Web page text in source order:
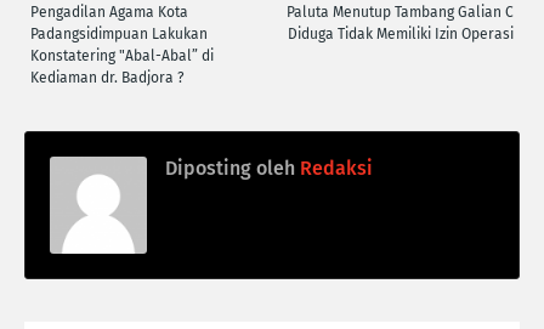
Paluta Menutup Tambang Galian C
Diduga Tidak Memiliki Izin Operasi
Pengadilan Agama Kota
Padangsidimpuan Lakukan
Konstatering "Abal-Abal” di
Kediaman dr. Badjora ?
Diposting oleh Redaksi